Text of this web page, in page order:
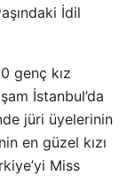
İdil
genç kız
İstanbul’da
jüri üyelerinin
en güzel kızı
Miss